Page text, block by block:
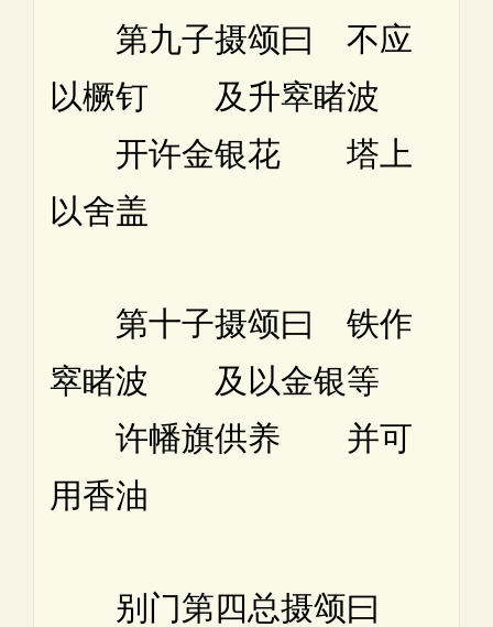
第九子摄颂曰 不应
以橛钉 及升窣睹波
开许金银花 塔上
以舍盖
第十子摄颂曰 铁作
窣睹波 及以金银等
许幡旗供养 并可
用香油
别门第四总摄颂曰